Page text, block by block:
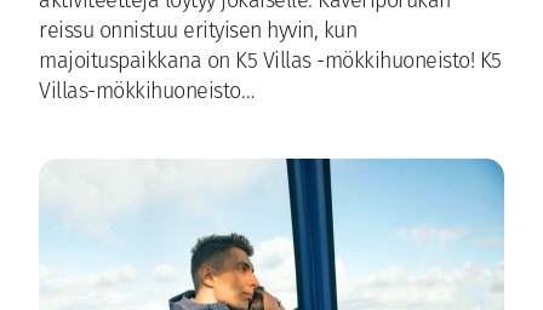
reissu onnistuu erityisen hyvin, kun
majoituspaikkana on K5 Villas -mökkihuoneisto! K5
Villas-mökkihuoneisto…